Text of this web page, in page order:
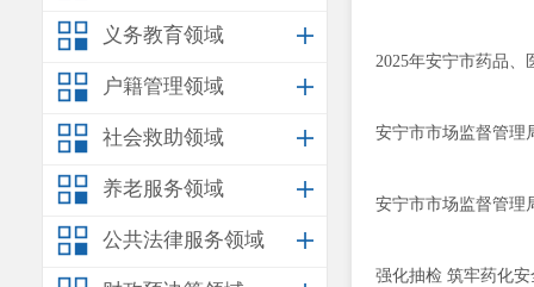
义务教育领域
户籍管理领域
社会救助领域
养老服务领域
公共法律服务领域
2025年安宁市药品
安宁市市场监督管理
安宁市市场监督管理
强化抽检 筑牢药化安